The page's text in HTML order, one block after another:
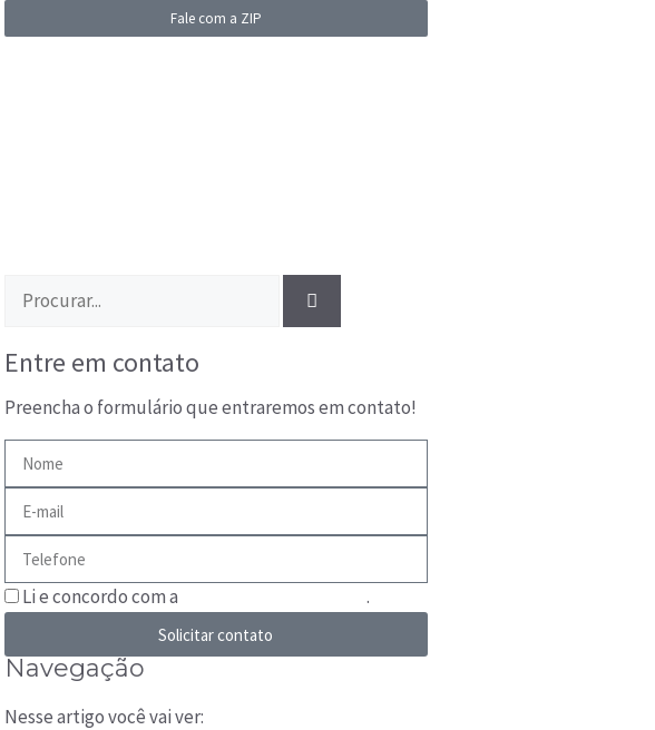
Fale com a ZIP
Entre em contato
Preencha o formulário que entraremos em contato!
Li e concordo com a .
Solicitar contato
Navegação
Nesse artigo você vai ver: